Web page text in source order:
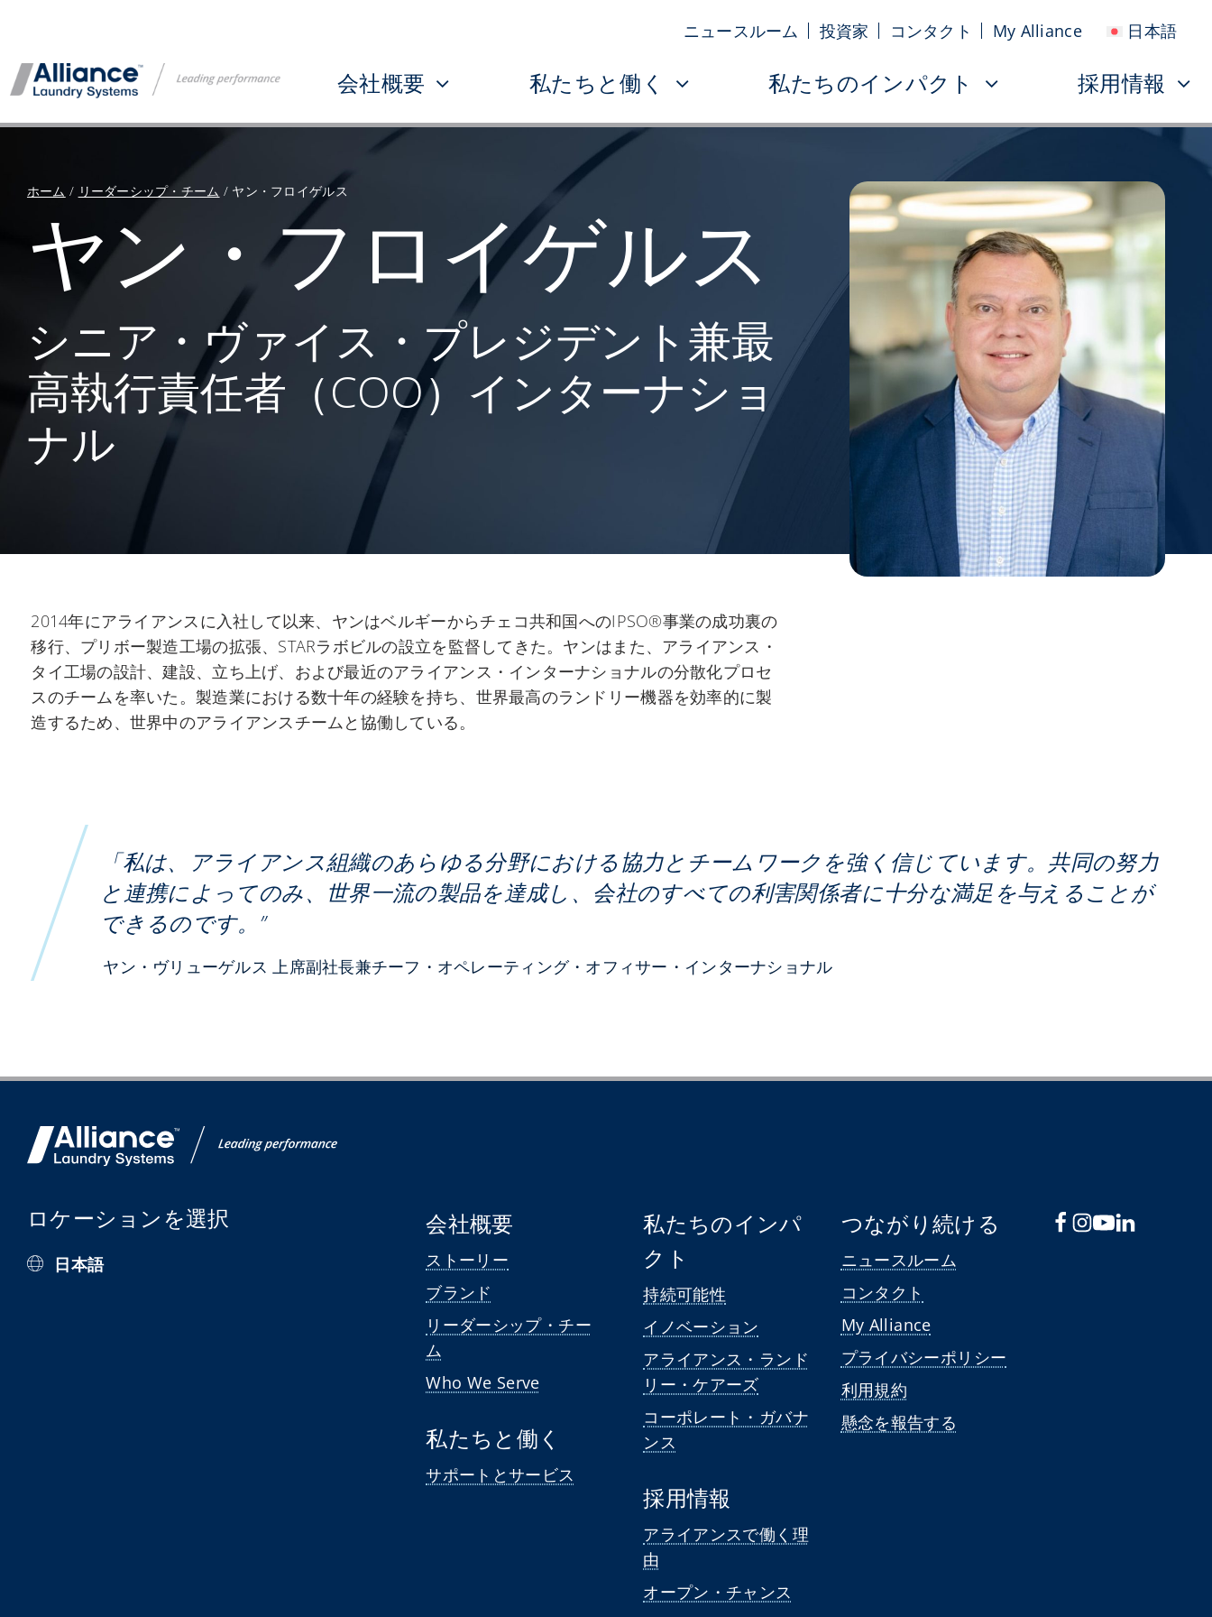
ン
ニュースルーム 投資家 コンタクト My Alliance 日本語
会社概要 私たちと働く 私たちのインパクト 採用情報
ホーム / リーダーシップ・チーム / ヤン・フロイゲルス
ヤン・フロイゲルス
シニア・ヴァイス・プレジデント兼最
高執行責任者（COO）インターナショ
ナル
2014年にアライアンスに入社して以来、ヤンはベルギーからチェコ共和国へのIPSO®事業の成功裏の
移行、プリボー製造工場の拡張、STARラボビルの設立を監督してきた。ヤンはまた、アライアンス・
タイ工場の設計、建設、立ち上げ、および最近のアライアンス・インターナショナルの分散化プロセ
スのチームを率いた。製造業における数十年の経験を持ち、世界最高のランドリー機器を効率的に製
造するため、世界中のアライアンスチームと協働している。
「私は、アライアンス組織のあらゆる分野における協力とチームワークを強く信じています。共同の努力
と連携によってのみ、世界一流の製品を達成し、会社のすべての利害関係者に十分な満足を与えることが
できるのです。”
ヤン・ヴリューゲルス 上席副社長兼チーフ・オペレーティング・オフィサー・インターナショナル
ロケーションを選択
日本語
会社概要
ストーリー
ブランド
リーダーシップ・チー
ム
Who We Serve
私たちと働く
サポートとサービス
私たちのインパ
クト
持続可能性
イノベーション
アライアンス・ランド
リー・ケアーズ
コーポレート・ガバナ
ンス
採用情報
アライアンスで働く理
由
オープン・チャンス
つながり続ける
ニュースルーム
コンタクト
My Alliance
プライバシーポリシー
利用規約
懸念を報告する